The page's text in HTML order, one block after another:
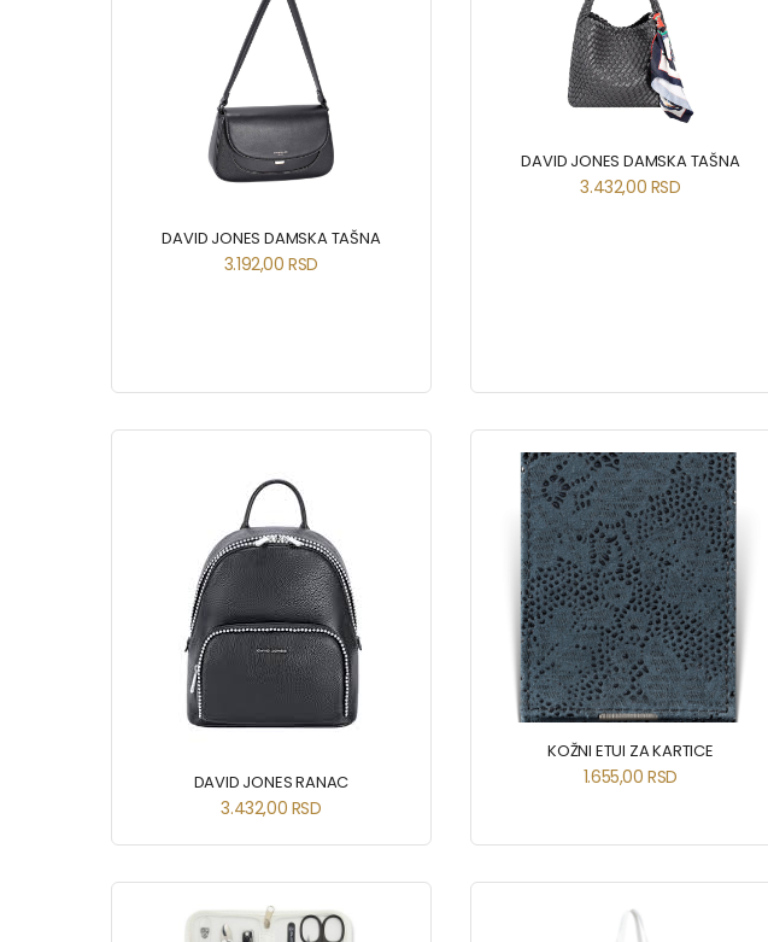
DAVID JONES DAMSKA TAŠNA
3.192,00RSD
DAVID JONES DAMSKA TAŠNA
3.432,00 RSD
DAVID JONES RANAC
3.432,00 RSD
KOŽNI ETUI ZA KARTICE
1.655,00RSD